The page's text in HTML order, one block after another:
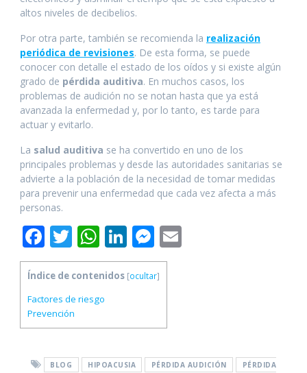
altos niveles de decibelios.
Por otra parte, también se recomienda la realización
periódica de revisiones. De esta forma, se puede
conocer con detalle el estado de los oídos y si existe algún
grado de pérdida auditiva. En muchos casos, los
problemas de audición no se notan hasta que ya está
avanzada la enfermedad y, por lo tanto, es tarde para
actuar y evitarlo.
La salud auditiva se ha convertido en uno de los
principales problemas y desde las autoridades sanitarias se
advierte a la población de la necesidad de tomar medidas
para prevenir una enfermedad que cada vez afecta a más
personas.
F
ac
e
b
o
T
w
itt
er
W
h
at
s
A
Li
n
k
dI
M
e
ss
n
Índice de contenidos [ocultar]
Factores de riesgo
Prevención
BLOG HIPOACUSIA PÉRDIDA AUDICIÓN PÉRDIDA